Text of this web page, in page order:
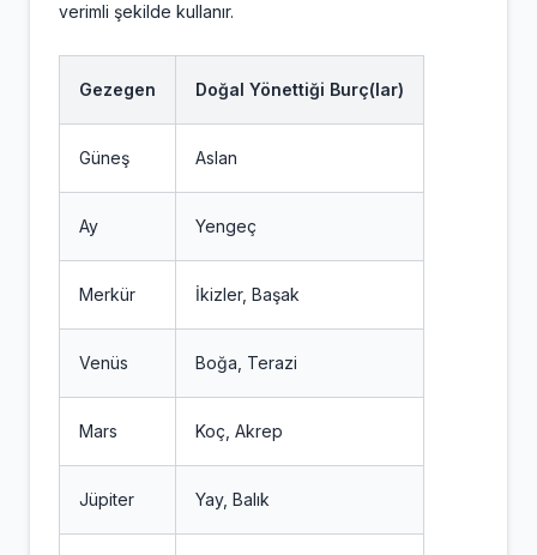
verimli şekilde kullanır.
Gezegen Doğal Yönettiği Burç(lar)
Güneş Aslan
Ay Yengeç
Merkür İkizler, Başak
Venüs Boğa, Terazi
Mars Koç, Akrep
Jüpiter Yay, Balık